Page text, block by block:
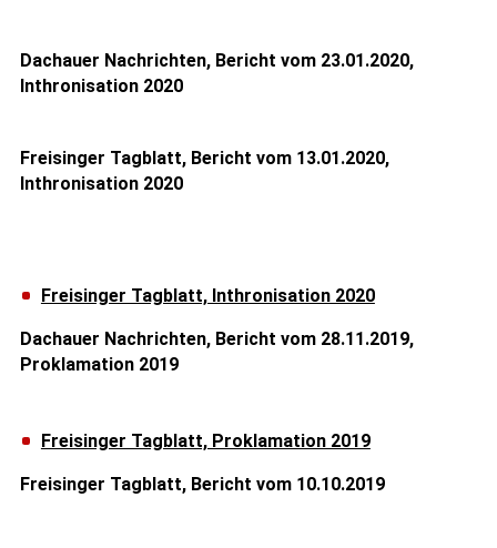
Dachauer Nachrichten, Bericht vom 23.01.2020,
Inthronisation 2020
Freisinger Tagblatt, Bericht vom 13.01.2020,
Inthronisation 2020
Freisinger Tagblatt, Inthronisation 2020
Dachauer Nachrichten, Bericht vom 28.11.2019,
Proklamation 2019
Freisinger Tagblatt, Proklamation 2019
Freisinger Tagblatt, Bericht vom 10.10.2019